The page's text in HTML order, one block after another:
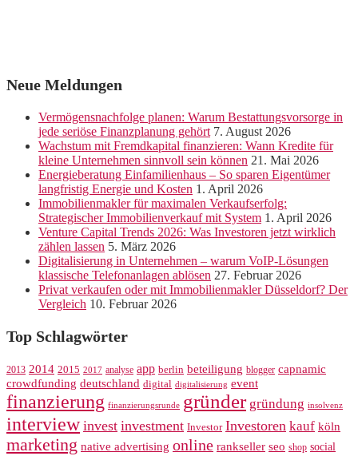
Neue Meldungen
Vermögensnachfolge planen: Warum Bestattungsvorsorge in
jede seriöse Finanzplanung gehört 7. August 2026
Wachstum mit Fremdkapital finanzieren: Wann Kredite für
kleine Unternehmen sinnvoll sein können 21. Mai 2026
Energieberatung Einfamilienhaus – So sparen Eigentümer
langfristig Energie und Kosten 1. April 2026
Immobilienmakler für maximalen Verkaufserfolg:
Strategischer Immobilienverkauf mit System 1. April 2026
Venture Capital Trends 2026: Was Investoren jetzt wirklich
zählen lassen 5. März 2026
Digitalisierung in Unternehmen – warum VoIP-Lösungen
klassische Telefonanlagen ablösen 27. Februar 2026
Privat verkaufen oder mit Immobilienmakler Düsseldorf? Der
Vergleich 10. Februar 2026
Top Schlagwörter
2013 2014 2015 2017 analyse app berlin beteiligung blogger capnamic
crowdfunding deutschland digital digitalisierung event
finanzierung finanzierungsrunde gründer gründung insolvenz
interview invest investment Investor Investoren kauf köln
marketing native advertising online rankseller seo shop social